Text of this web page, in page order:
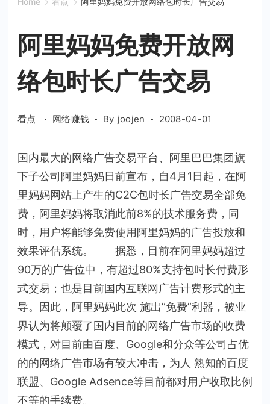
阿里妈妈免费开放网
络包时长广告交易
看点 网络赚钱 By joojen 2008-04-01
国内最大的网络广告交易平台、阿里巴巴集团旗
下子公司阿里妈妈日前宣布，自4月1日起，在阿
里妈妈网站上产生的C2C包时长广告交易全部免
费，阿里妈妈将取消此前8%的技术服务费，同
时，用户将能够免费使用阿里妈妈的广告投放和
效果评估系统。 据悉，目前在阿里妈妈超过
90万的广告位中，有超过80%支持包时长付费形
式交易；也是目前国内互联网广告计费形式的主
导。因此，阿里妈妈此次 施出”免费”利器，被业
界认为将颠覆了国内目前的网络广告市场的收费
模式，对目前由百度、Google和分众等公司占优
的的网络广告市场有较大冲击，为人 熟知的百度
联盟、Google Adsence等目前都对用户收取比例
不等的手续费。